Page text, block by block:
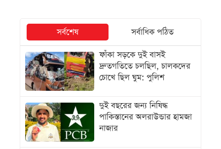
সর্বশেষ
সর্বাধিক পঠিত
ফাঁকা সড়কে দুই বাসই
দ্রুতগতিতে চলছিল, চালকদের
চোখে ছিল ঘুম: পুলিশ
দুই বছরের জন্য নিষিদ্ধ
পাকিস্তানের অলরাউন্ডার হামজা
নাজার